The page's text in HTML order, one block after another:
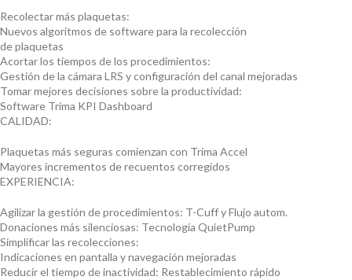
Recolectar más plaquetas:
Nuevos algoritmos de software para la recolección
de plaquetas
Acortar los tiempos de los procedimientos:
Gestión de la cámara LRS y configuración del canal mejoradas
Tomar mejores decisiones sobre la productividad:
Software Trima KPI Dashboard
CALIDAD:
Plaquetas más seguras comienzan con Trima Accel
Mayores incrementos de recuentos corregidos
EXPERIENCIA:
Agilizar la gestión de procedimientos: T-Cuff y Flujo autom.
Donaciones más silenciosas: Tecnología QuietPump
Simplificar las recolecciones:
Indicaciones en pantalla y navegación mejoradas
Reducir el tiempo de inactividad: Restablecimiento rápido